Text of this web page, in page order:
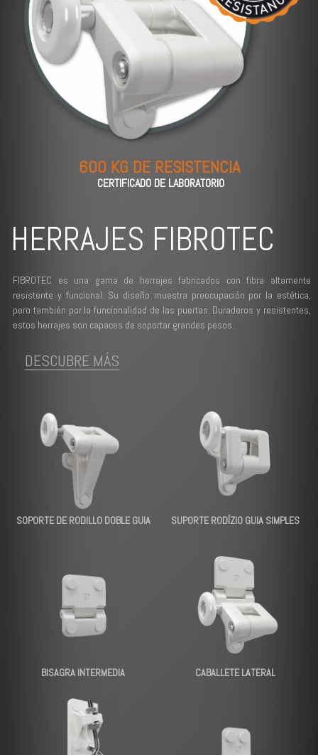
600 KG DE RESISTENCIA
CERTIFICADO DE LABORATORIO
HERRAJES FIBROTEC
FIBROTEC es una gama de herrajes fabricados con fibra altamente
resistente y funcional. Su diseño muestra preocupación por la estética,
pero también por la funcionalidad de las puertas. Duraderos y resistentes,
estos herrajes son capaces de soportar grandes pesos.
DESCUBRE MÁS
SOPORTE DE RODILLO DOBLE GUIA SUPORTE RODÍZIO GUIA SIMPLES
BISAGRA INTERMEDIA CABALLETE LATERAL